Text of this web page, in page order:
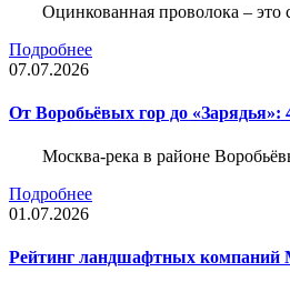
Оцинкованная проволока – это
Подробнее
07.07.2026
От Воробьёвых гор до
Москва-река в районе
Подробнее
01.07.2026
Рейтинг ландшафтных